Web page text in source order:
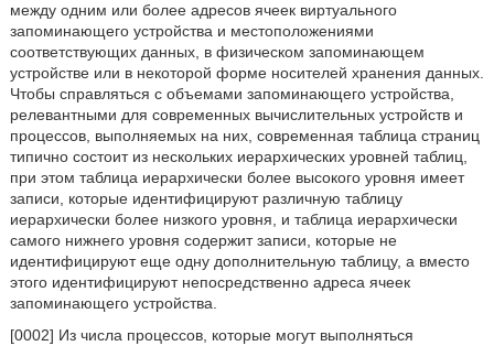
между одним или более адресов ячеек виртуального
запоминающего устройства и местоположениями
соответствующих данных, в физическом запоминающем
устройстве или в некоторой форме носителей хранения данных.
Чтобы справляться с объемами запоминающего устройства,
релевантными для современных вычислительных устройств и
процессов, выполняемых на них, современная таблица страниц
типично состоит из нескольких иерархических уровней таблиц,
при этом таблица иерархически более высокого уровня имеет
записи, которые идентифицируют различную таблицу
иерархически более низкого уровня, и таблица иерархически
самого нижнего уровня содержит записи, которые не
идентифицируют еще одну дополнительную таблицу, а вместо
этого идентифицируют непосредственно адреса ячеек
запоминающего устройства.
[0002] Из числа процессов, которые могут выполняться